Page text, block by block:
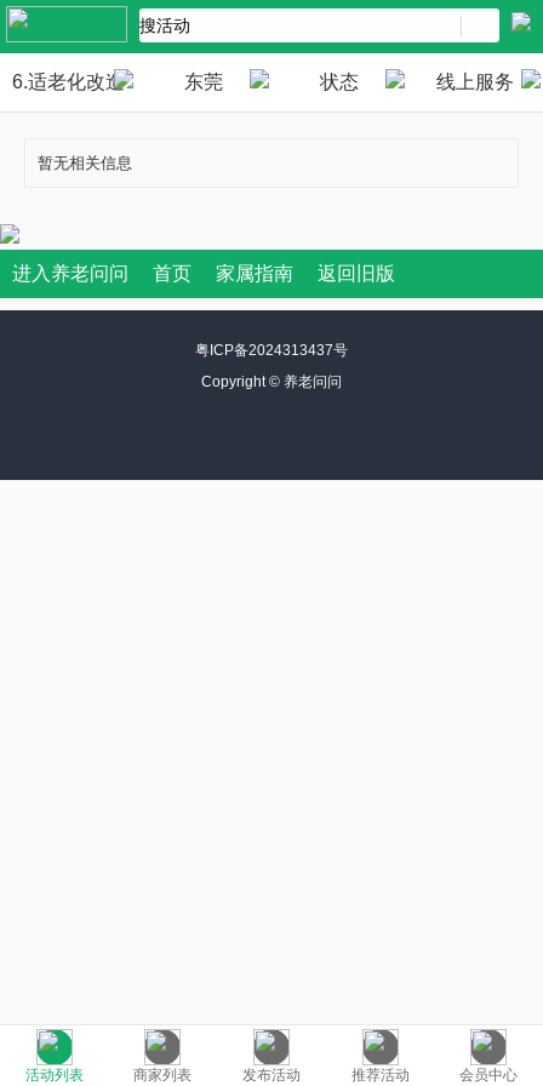
6.适老化改造 东莞 状态 线上服务
暂无相关信息
活动列表 商家列表 发布活动 推荐活动 会员中心
进入养老问问 首页 家属指南 返回旧版
粤ICP备2024313437号
Copyright © 养老问问